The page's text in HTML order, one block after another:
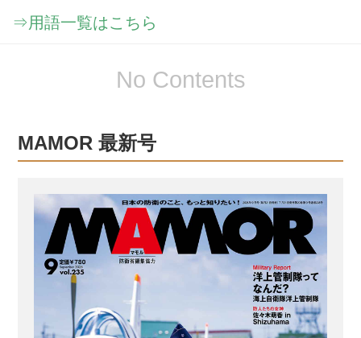
⇒用語一覧はこちら
No Contents
MAMOR 最新号